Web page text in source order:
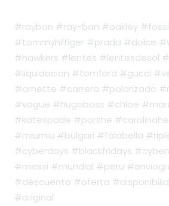
#rayban #ray-ban #oakley
#tommyhilfiger #prada #dolce
#hawkers #lentes #lentesdesol
#liquidacion #tomford #gucci
#arnette #carrera #polarizado
#vogue #hugoboss #chloe
#katespade #porshe
#miumiu #bulgari #falabella
#cyberdays #blackfridays
#messi #mundial #peru
#descuento #oferta
#original